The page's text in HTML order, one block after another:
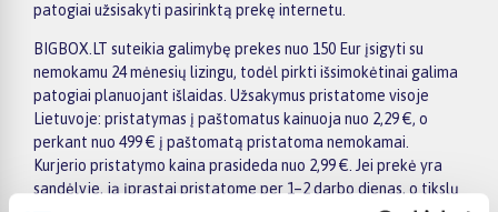
patogiai užsisakyti pasirinktą prekę internetu.
BIGBOX.LT suteikia galimybę prekes nuo 150 Eur įsigyti su
nemokamu 24 mėnesių lizingu, todėl pirkti išsimokėtinai galima
patogiai planuojant išlaidas. Užsakymus pristatome visoje
Lietuvoje: pristatymas į paštomatus kainuoja nuo 2,29 €, o
perkant nuo 499 € į paštomatą pristatoma nemokamai.
Kurjerio pristatymo kaina prasideda nuo 2,99 €. Jei prekė yra
sandėlyje, ją įprastai pristatome per 1–2 darbo dienas, o tikslų